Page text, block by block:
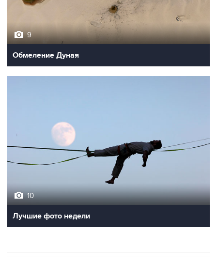
9
Обмеление Дуная
10
Лучшие фото недели